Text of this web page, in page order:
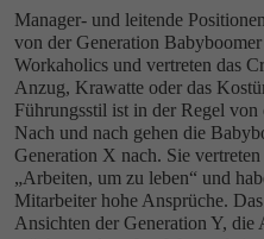
Manager- und leitende
von der Generation
Workaholics und vertreten das
Anzug, Krawatte oder das
Führungsstil ist in der Regel
Nach und nach gehen die
Generation X nach. Sie
„Arbeiten, um zu leben“ und
Mitarbeiter hohe Ansprüche.
Ansichten der Generation Y,